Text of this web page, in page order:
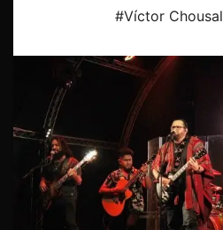
#Víctor Chousal